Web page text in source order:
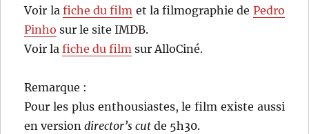
Voir la fiche du film et la filmographie de Pedro
Pinho sur le site IMDB.
Voir lafiche du film sur AlloCiné.
Remarque :
Pour les plus enthousiastes, le film existe aussi
en versiondirector’s cut de 5h30.